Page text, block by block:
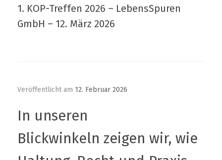
GmbH –12. März 2026
Blickwinkeln zeigen wir, wie
Haltung, Recht und Praxis